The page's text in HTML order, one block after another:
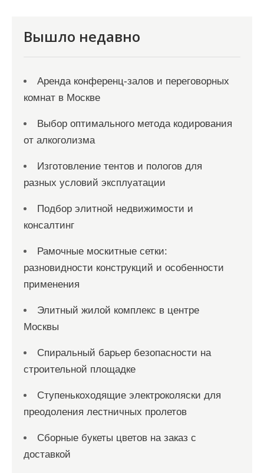
Вышло недавно
Аренда конференц-залов и переговорных
комнат в Москве
Выбор оптимального метода кодирования
от алкоголизма
Изготовление тентов и пологов для
разных условий эксплуатации
Подбор элитной недвижимости и
консалтинг
Рамочные москитные сетки:
разновидности конструкций и особенности
применения
Элитный жилой комплекс в центре
Москвы
Спиральный барьер безопасности на
строительной площадке
Ступенькоходящие электроколяски для
преодоления лестничных пролетов
Сборные букеты цветов на заказ с
доставкой